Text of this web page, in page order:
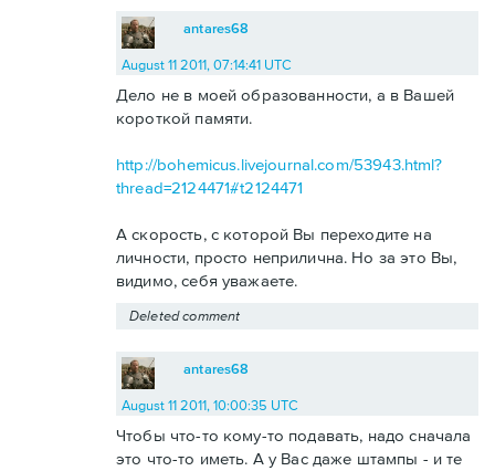
antares68
August 11 2011, 07:14:41 UTC
Дело не в моей образованности, а в Вашей
короткой памяти.
http://bohemicus.livejournal.com/53943.html?
thread=2124471#t2124471
А скорость, с которой Вы переходите на
личности, просто неприлична. Но за это Вы,
видимо, себя уважаете.
Deleted comment
antares68
August 11 2011, 10:00:35 UTC
Чтобы что-то кому-то подавать, надо сначала
это что-то иметь. А у Вас даже штампы - и те